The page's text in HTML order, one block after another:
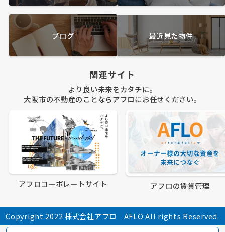
ブログ 最近見た物件
関連サイト
より良い未来をカタチに。
大阪市の不動産のことならアフロにお任せください。
アフロコーポレートサイト アフロの賃貸管理
Copyright 2022 株式会社アフロ AFLO All rights Reserved.